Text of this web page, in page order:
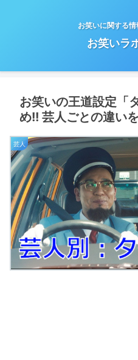
お笑いに関する
お笑いラ
お笑いの王道設定「
め!! 芸人ごとの違い
芸人